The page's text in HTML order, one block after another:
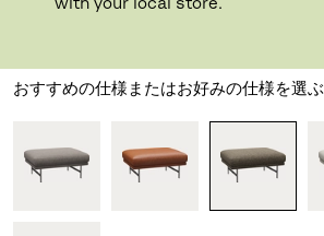
おすすめの仕様またはお好みの仕様を選ぶ